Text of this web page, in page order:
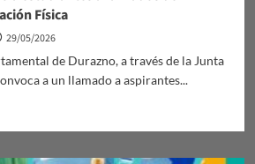
Física
29/05/2026
de Durazno, a través de la Junta
a un llamado a aspirantes...